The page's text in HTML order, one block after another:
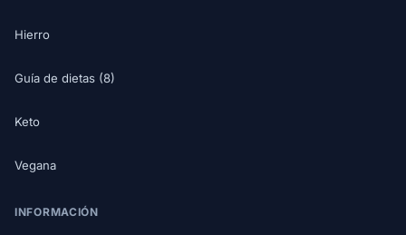
Hierro
Guía de dietas (8)
Keto
Vegana
INFORMACIÓN